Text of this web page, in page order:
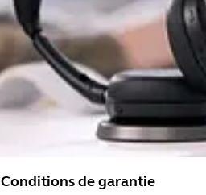
Conditions de garantie